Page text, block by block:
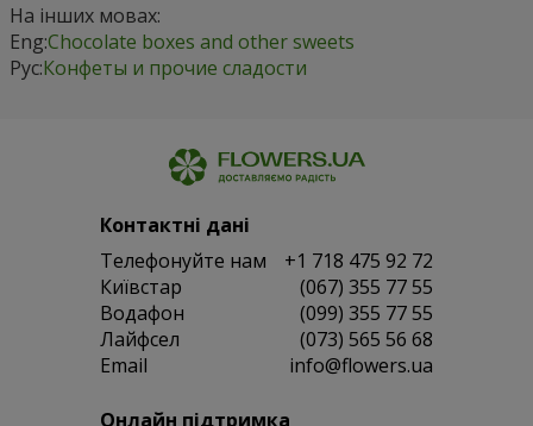
На інших мовах:
Eng:Chocolate boxes and other sweets
Рус:Конфеты и прочие сладости
Контактні дані
Телефонуйте нам
+1 718 475 92 72
Київстар
(067) 355 77 55
Водафон
(099) 355 77 55
Лайфсел
(073) 565 56 68
Email
info@flowers.ua
Онлайн підтримка